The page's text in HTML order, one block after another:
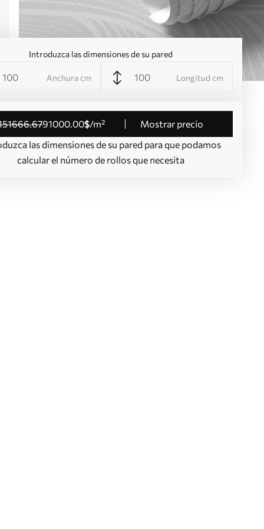
Introduzca las dimensiones de su pared
Anchura cm Longitud cm
.6791000.00$/m²
Mostrar precio
las dimensiones de su pared para que podamos
calcular el número de rollos que necesita